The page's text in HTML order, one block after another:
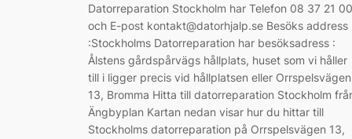
Datorreparation Stockholm har Telefon 08 37 21 00
och E-post kontakt@datorhjalp.se Besöks address
:Stockholms Datorreparation har besöksadress :
Ålstens gårdspårvägs hållplats, huset som vi håller
till i ligger precis vid hållplatsen eller Orrspelsvägen
13, Bromma Hitta till datorreparation Stockholm
Ängbyplan Kartan nedan visar hur du hittar till
Stockholms datorreparation på Orrspelsvägen 13,